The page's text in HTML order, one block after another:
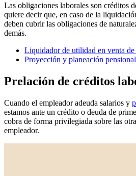
Las obligaciones laborales son créditos
quiere decir que, en caso de la
deben cubrir las obligaciones de
demás.
Liquidador de utilidad en venta de
Proyección y planeación pensional
Prelación de créditos
Cuando el empleador adeuda salarios y
estamos ante un crédito o deuda de
cobra de forma privilegiada sobre las
empleador.